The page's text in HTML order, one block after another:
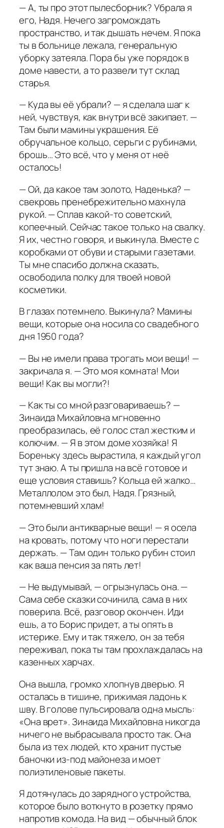
— А, ты про этот пылесборник? Убрала я
его, Надя. Нечего загромождать
пространство, и так дышать нечем. Я пока
ты в больнице лежала, генеральную
уборку затеяла. Пора бы уже порядок в
доме навести, а то развели тут склад
старья.
— Куда вы её убрали? — я сделала шаг к
ней, чувствуя, как внутри всё закипает. —
Там были мамины украшения. Её
обручальное кольцо, серьги с рубинами,
брошь… Это всё, что у меня от неё
осталось!
— Ой, да какое там золото, Наденька? —
свекровь пренебрежительно махнула
рукой. — Сплав какой-то советский,
копеечный. Сейчас такое только на свалку.
Я их, честно говоря, и выкинула. Вместе с
коробками от обуви и старыми газетами.
Ты мне спасибо должна сказать,
освободила полку для твоей новой
косметики.
В глазах потемнело. Выкинула? Мамины
вещи, которые она носила со свадебного
дня 1950 года?
— Вы не имели права трогать мои вещи! —
закричала я. — Это моя комната! Мои
вещи! Как вы могли?!
— Как ты со мной разговариваешь? —
Зинаида Михайловна мгновенно
преобразилась, её голос стал жестким и
колючим. — Я в этом доме хозяйка! Я
Бореньку здесь вырастила, я каждый угол
тут знаю. А ты пришла на всё готовое и
еще условия ставишь? Кольца ей жалко…
Металлолом это был, Надя. Грязный,
потемневший хлам!
— Это были антикварные вещи! — я осела
на кровать, потому что ноги перестали
держать. — Там один только рубин стоил
как ваша пенсия за пять лет!
— Не выдумывай, — огрызнулась она. —
Сама себе сказки сочинила, сама в них
поверила. Всё, разговор окончен. Иди
ешь, а то Борис придет, а ты опять в
истерике. Ему и так тяжело, он за тебя
переживал, пока ты там прохлаждалась на
казенных харчах.
Она вышла, громко хлопнув дверью. Я
осталась в тишине, прижимая ладонь к
шву. В голове пульсировала одна мысль:
«Она врет». Зинаида Михайловна никогда
ничего не выбрасывала просто так. Она
была из тех людей, кто хранит пустые
баночки из-под майонеза и моет
полиэтиленовые пакеты.
Я дотянулась до зарядного устройства,
которое было воткнуто в розетку прямо
напротив комода. На вид — обычный блок